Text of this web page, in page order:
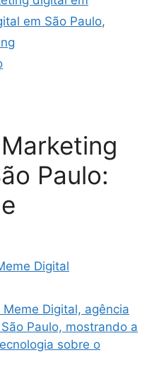
em São Paulo,
Paulo:
Digital